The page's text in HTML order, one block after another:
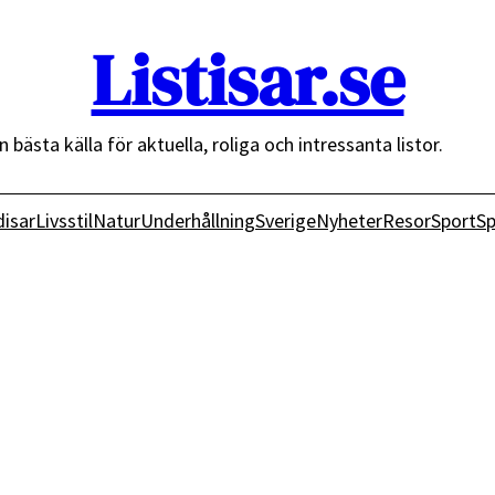
Listisar.se
bästa källa för aktuella, roliga och intressanta listor.
LivsstilNaturUnderhållningSverigeNyheterResorSport